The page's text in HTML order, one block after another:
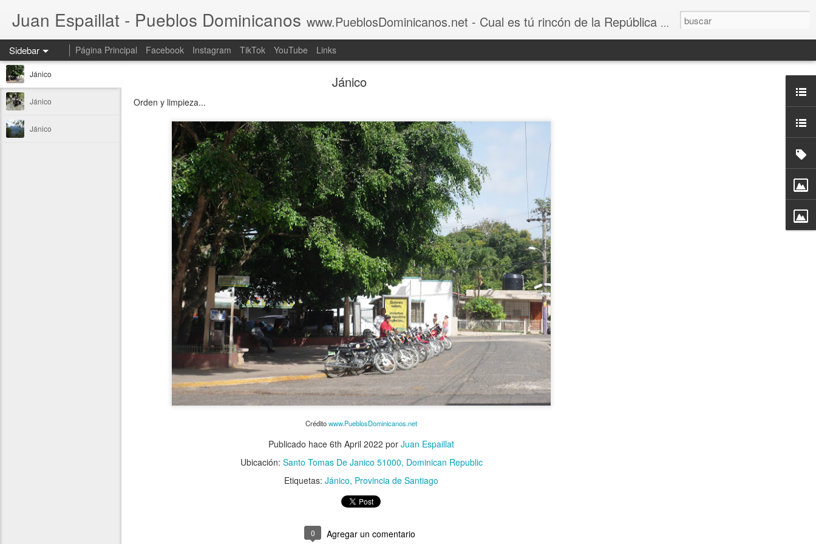
Juan Espaillat - Pueblos Dominicanos www.PueblosDominicanos.net - Cual es tú rincón de la República Dominicana
Sidebar Página Principal Facebook Instagram TikTok YouTube Links
Jánico
Jánico
Jánico
Jánico
Orden y limpieza...
Créditowww.PueblosDominicanos.net
Publicado hace 6th April 2022 por Juan Espaillat
Ubicación: Santo Tomas De Janico 51000, Dominican Republic
Etiquetas: Jánico Provincia de Santiago
0 Agregar un comentario